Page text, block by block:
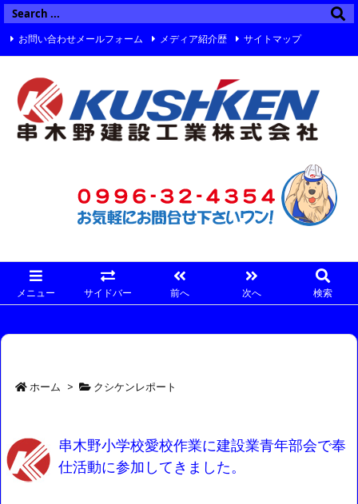
メニュー サイドバー 前へ 次へ 検索
お問い合わせメールフォーム メディア紹介歴 サイトマップ
ホーム > クシケンレポート
串木野小学校愛校作業に建設業青年部会で奉
仕活動に参加してきました。